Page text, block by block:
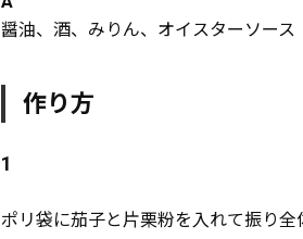
醤油、酒、みりん、オイスターソース
作り方
1
ポリ袋に茄子と片栗粉を入れて振り全